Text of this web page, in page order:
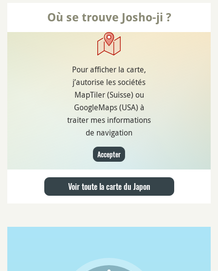
Où se trouve Josho-ji ?
Pour afficher la carte,
j’autorise les sociétés
MapTiler (Suisse) ou
GoogleMaps (USA) à
traiter mes informations
de navigation
Accepter
Voir toute la carte du Japon